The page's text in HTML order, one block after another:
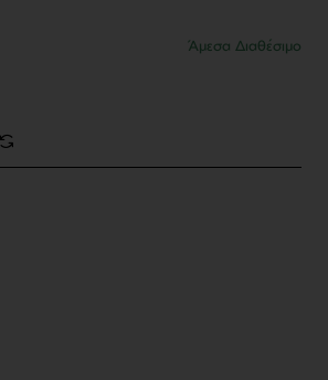
Άμεσα Διαθέσιμο